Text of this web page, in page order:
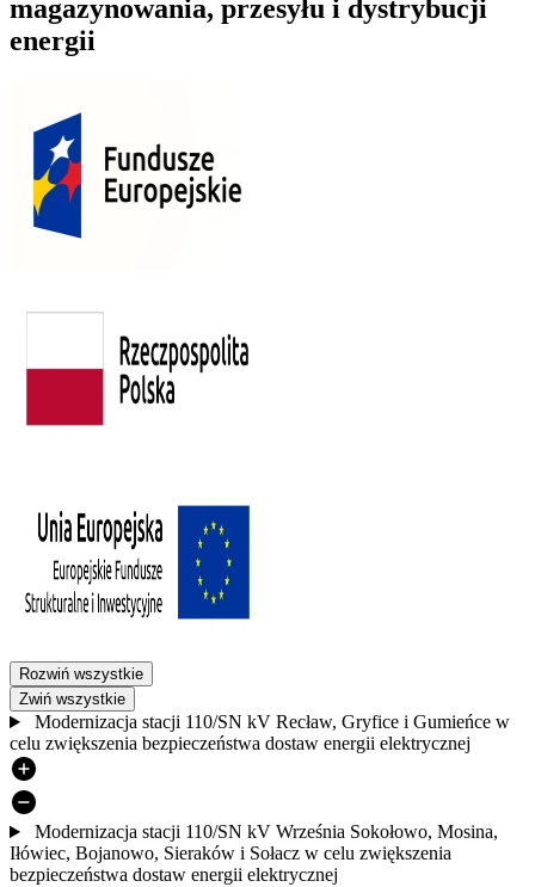
magazynowania, przesyłu i dystrybucji
energii
Rozwiń wszystkie
Zwiń wszystkie
Modernizacja stacji 110/SN kV Recław, Gryfice i Gumieńce w
celu zwiększenia bezpieczeństwa dostaw energii elektrycznej
Modernizacja stacji 110/SN kV Września Sokołowo, Mosina,
Iłówiec, Bojanowo, Sieraków i Sołacz w celu zwiększenia
bezpieczeństwa dostaw energii elektrycznej